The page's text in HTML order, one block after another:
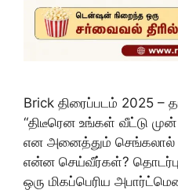
Brick திரைப்படம் 2025 –
“திடீரென உங்கள் வீட்டு
என அனைத்தும் செங்கலால்
என்ன செய்வீர்கள்?
ஒரு மிகப்பெரிய